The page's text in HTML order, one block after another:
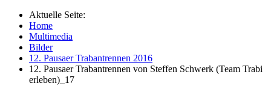
Aktuelle Seite:
Home
Multimedia
Bilder
12. Pausaer Trabantrennen 2016
12. Pausaer Trabantrennen von Steffen Schwerk (Team Trabi
erleben)_17